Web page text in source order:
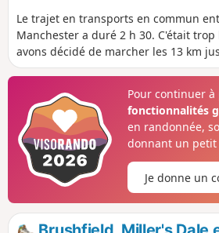
Le trajet en transports en commun
Manchester a duré 2 h 30. C'était
avons décidé de marcher les 13 km
(3h30 de marche) et de prendre le
abrupt, le tronçon le long de la rivière
a un pub à 5 minutes de la gare, si
train (ou si vous êtes en avance pour
Pour continuer à
fonctionnalités
en randonnée,
donnant un petit
Je donne un